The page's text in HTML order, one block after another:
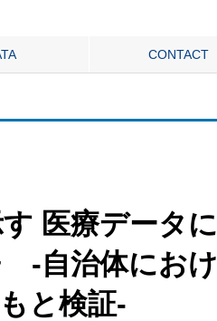
CONTACT
医療データに
-自治体におけ
と検証-